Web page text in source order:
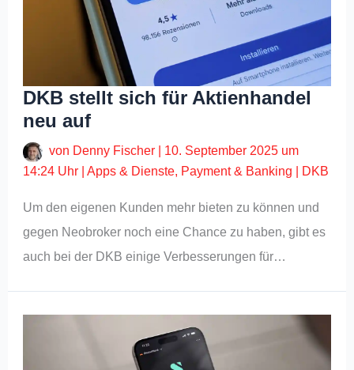
DKB stellt sich für Aktienhandel
neu auf
von Denny Fischer
10. September 2025 um
14:24 Uhr |Apps & Dienste, Payment & Banking DKB
Um den eigenen Kunden mehr bieten zu können und
gegen Neobroker noch eine Chance zu haben, gibt es
auch bei der DKB einige Verbesserungen für…